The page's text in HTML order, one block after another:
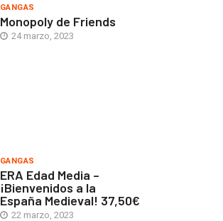
GANGAS
Monopoly de Friends
24 marzo, 2023
GANGAS
ERA Edad Media –
¡Bienvenidos a la
España Medieval! 37,50€
22 marzo, 2023